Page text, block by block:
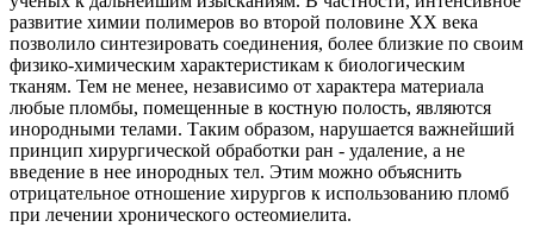
развитие химии полимеров во второй половине ХХ века
позволило синтезировать соединения, более близкие по своим
физико-химическим характеристикам к биологическим
тканям. Тем не менее, независимо от характера материала
любые пломбы, помещенные в костную полость, являются
инородными телами. Таким образом, нарушается важнейший
принцип хирургической обработки ран - удаление, а не
введение в нее инородных тел. Этим можно объяснить
отрицательное отношение хирургов к использованию пломб
при лечении хронического остеомиелита.